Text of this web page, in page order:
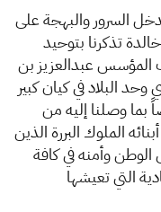
السرور والبهجة على
تذكرنا بتوحيد
المؤسس عبدالعزيز بن
البلاد في كيان كبير
بما وصلنا إليه من
الملوك البررة الذين
الوطن وأمنه في كافة
التي تعيشها